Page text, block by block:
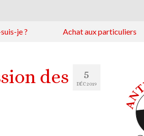
je ? Achat aux particuliers
5
DÉC 2019
des